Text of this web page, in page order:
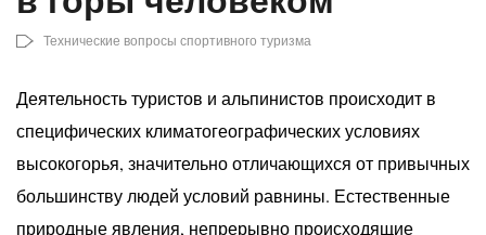
Технические вопросы спортивного туризма
Деятельность туристов и альпинистов происходит в
специфических климатогеографических условиях
высокогорья, значительно отличающихся от привычных
большинству людей условий равнины. Естественные
природные явления, непрерывно происходящие